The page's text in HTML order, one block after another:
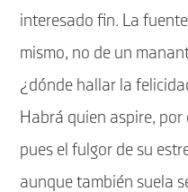
interesado fin. La
mismo, no de un
¿dónde hallar la
Habrá quien aspire, por
pues el fulgor de su
aunque también suela